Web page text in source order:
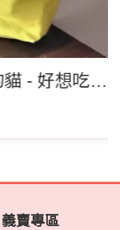
[李瑾倫工作室]呼喚我的貓 - 好想吃鮪魚 有底帆布袋(記得選運費)
義賣專區